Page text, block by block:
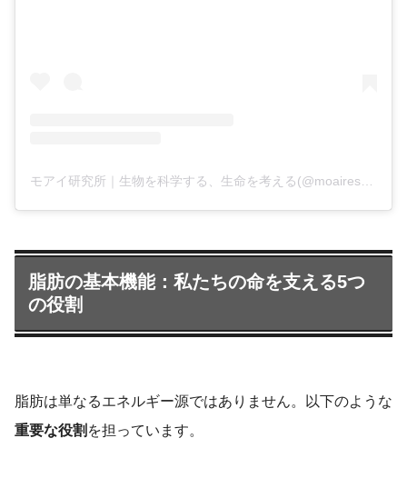
脂肪の基本機能：私たちの命を支える5つ
の役割
脂肪は単なるエネルギー源ではありません。以下のような
重要な役割 を担っています。